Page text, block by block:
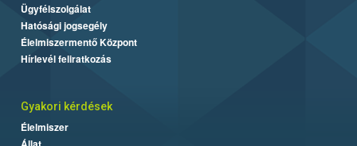
Ügyfélszolgálat
Hatósági jogsegély
Élelmiszermentő Központ
Hírlevél feliratkozás
Gyakori kérdések
Élelmiszer